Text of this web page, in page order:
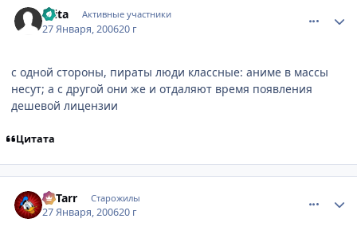
Krita Активные участники
27 Января, 200620 г
с одной стороны, пираты люди классные: аниме в массы
несут; а с другой они же и отдаляют время появления
дешевой лицензии
Цитата
LoTarr Старожилы
27 Января, 200620 г